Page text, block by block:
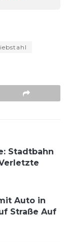
Stadtbahn
Auto in
Straße Auf